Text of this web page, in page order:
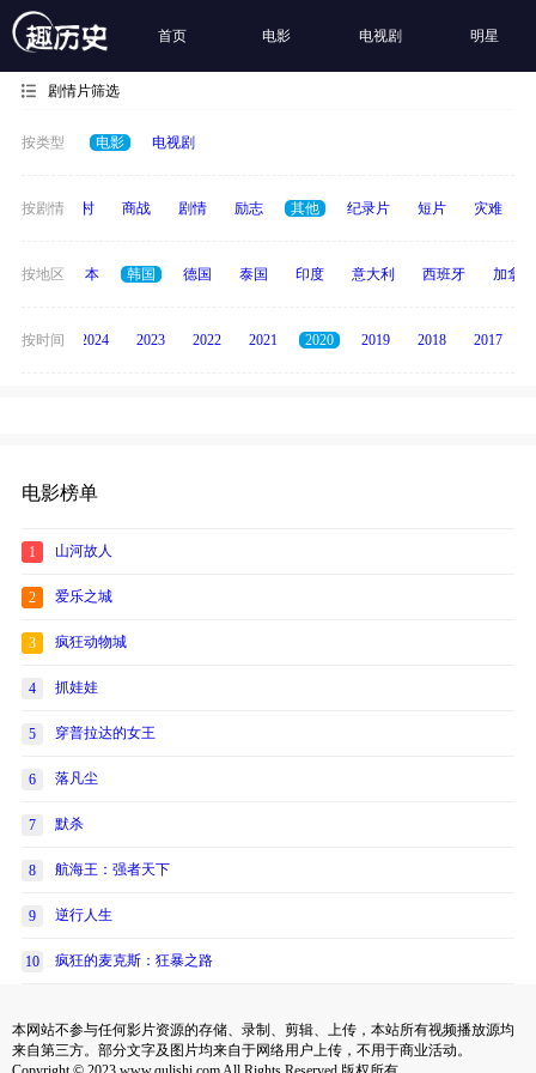
首页 电影 电视剧 明星
剧情片筛选
按类型 电影 电视剧
按剧情
历史 乡村 商战 剧情 励志 其他 纪录片 短片 灾难
按地区
英国 日本 韩国 德国 泰国 印度 意大利 西班牙 加拿大
按时间
2025 2024 2023 2022 2021 2020 2019 2018 2017
电影榜单
1 山河故人
2 爱乐之城
3 疯狂动物城
4 抓娃娃
5 穿普拉达的女王
6 落凡尘
7 默杀
8 航海王：强者天下
9 逆行人生
10 疯狂的麦克斯：狂暴之路
本网站不参与任何影片资源的存储、录制、剪辑、上传，本站所有视频播放源均
来自第三方。部分文字及图片均来自于网络用户上传，不用于商业活动。